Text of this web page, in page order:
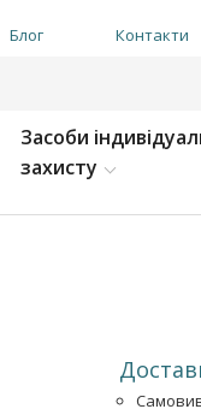
Блог Контакти
Засоби
захисту